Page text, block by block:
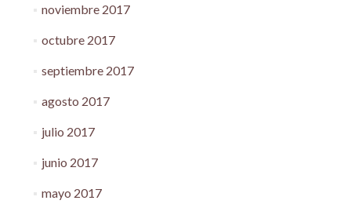
noviembre 2017
octubre 2017
septiembre 2017
agosto 2017
julio 2017
junio 2017
mayo 2017